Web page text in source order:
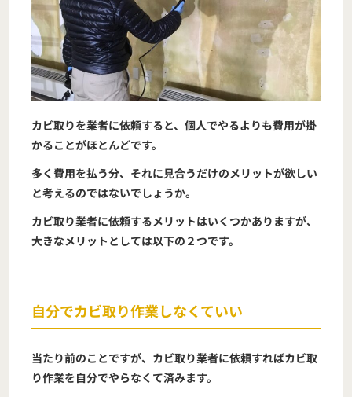
カビ取りを業者に依頼すると、個人でやるよりも費用が掛
かることがほとんどです。
多く費用を払う分、それに見合うだけのメリットが欲しい
と考えるのではないでしょうか。
カビ取り業者に依頼するメリットはいくつかありますが、
大きなメリットとしては以下の２つです。
自分でカビ取り作業しなくていい
当たり前のことですが、カビ取り業者に依頼すればカビ取
り作業を自分でやらなくて済みます。